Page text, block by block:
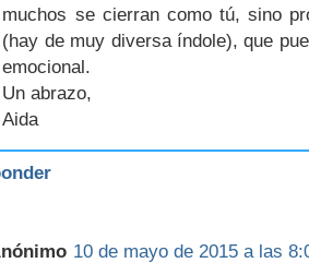
muchos se cierran como tú, sino
(hay de muy diversa índole), que
emocional.
Un abrazo,
Aida
10 de mayo de 2015 a las